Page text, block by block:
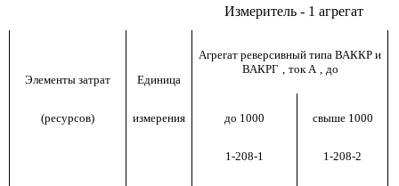
Измеритель - 1 агрегат
Элементы затрат Единица
Агрегат реверсивный типа ВАККР и
ВАКРГ
ток А до
(ресурсов) измерения до 1000 свыше 1000
1-208-1 1-208-2